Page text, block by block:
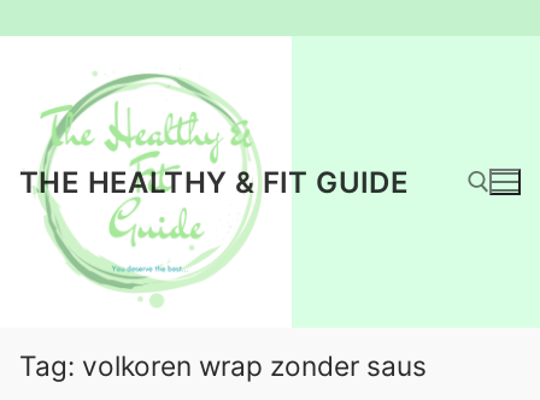
inhoud
THE HEALTHY & FIT GUIDE
Tag: volkoren wrap zonder saus